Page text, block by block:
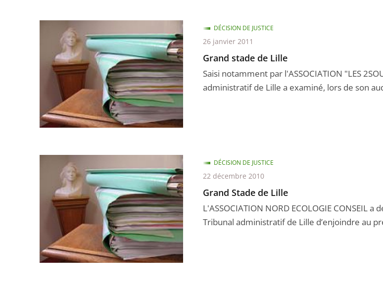
Grand stade de Lille
Saisi notamment par l'ASSOCIATION "LES
administratif de Lille a examiné, lors de son
DÉCISION DE JUSTICE
26 janvier 2011
Grand Stade de Lille
L'ASSOCIATION NORD ECOLOGIE CONSEIL
Tribunal administratif de Lille d’enjoindre au
DÉCISION DE JUSTICE
22 décembre 2010